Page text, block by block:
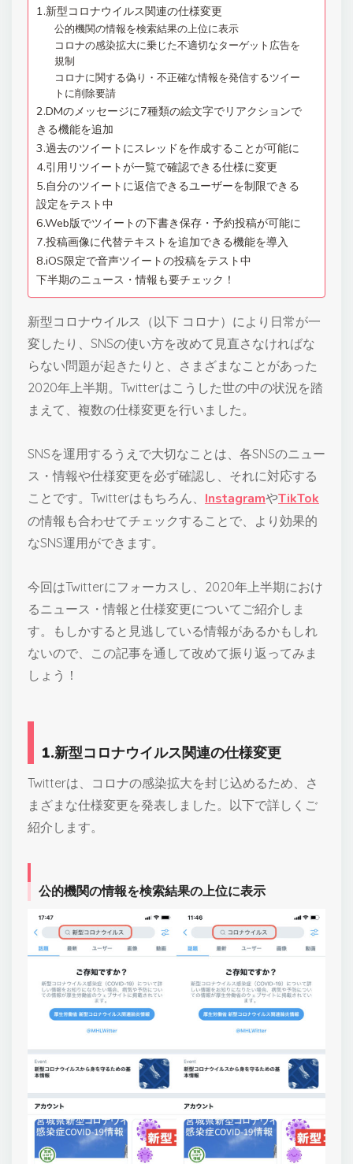
1.新型コロナウイルス関連の仕様変更
公的機関の情報を検索結果の上位に表示
コロナの感染拡大に乗じた不適切なターゲット広告を
規制
コロナに関する偽り・不正確な情報を発信するツイー
トに削除要請
2.DMのメッセージに7種類の絵文字でリアクションで
きる機能を追加
3.過去のツイートにスレッドを作成することが可能に
4.引用リツイートが一覧で確認できる仕様に変更
5.自分のツイートに返信できるユーザーを制限できる
設定をテスト中
6.Web版でツイートの下書き保存・予約投稿が可能に
7.投稿画像に代替テキストを追加できる機能を導入
8.iOS限定で音声ツイートの投稿をテスト中
下半期のニュース・情報も要チェック！
新型コロナウイルス（以下 コロナ）により日常が一
変したり、SNSの使い方を改めて見直さなければな
らない問題が起きたりと、さまざまなことがあった
2020年上半期。Twitterはこうした世の中の状況を踏
まえて、複数の仕様変更を行いました。
SNSを運用するうえで大切なことは、各SNSのニュー
ス・情報や仕様変更を必ず確認し、それに対応する
ことです。Twitterはもちろん、 InstagramやTikTok
の情報も合わせてチェックすることで、より効果的
なSNS運用ができます。
今回はTwitterにフォーカスし、2020年上半期におけ
るニュース・情報と仕様変更についてご紹介しま
す。もしかすると見逃している情報があるかもしれ
ないので、この記事を通して改めて振り返ってみま
しょう！
1.新型コロナウイルス関連の仕様変更
Twitterは、コロナの感染拡大を封じ込めるため、さ
まざまな仕様変更を発表しました。以下で詳しくご
紹介します。
公的機関の情報を検索結果の上位に表示